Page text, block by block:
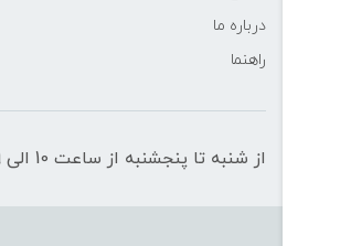
درباره ما
راهنما
از شنبه تا پنجشنبه از ساعت 10 الی 19 پاسخگوی شما هستیم